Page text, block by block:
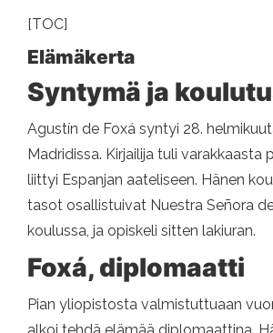
[TOC]
Elämäkerta
Syntymä ja
Agustín de Foxá syntyi 28.
Madridissa. Kirjailija tuli varakkaasta
liittyi Espanjan aateliseen. Hänen
tasot osallistuivat Nuestra Señora
koulussa, ja opiskeli sitten lakiuran.
Foxá, diplomaatti
Pian yliopistosta valmistuttuaan